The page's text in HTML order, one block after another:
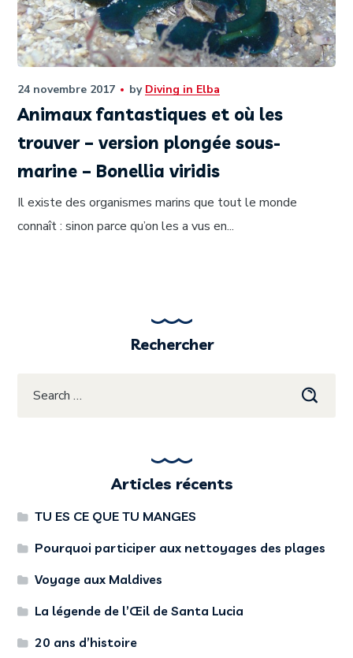
24 novembre 2017 by Diving in Elba
Animaux fantastiques et où les
trouver – version plongée sous-
marine – Bonellia viridis
Il existe des organismes marins que tout le monde
connaît : sinon parce qu’on les a vus en...
Rechercher
Articles récents
TU ES CE QUE TU MANGES
Pourquoi participer aux nettoyages des plages
Voyage aux Maldives
La légende de l’Œil de Santa Lucia
20 ans d’histoire